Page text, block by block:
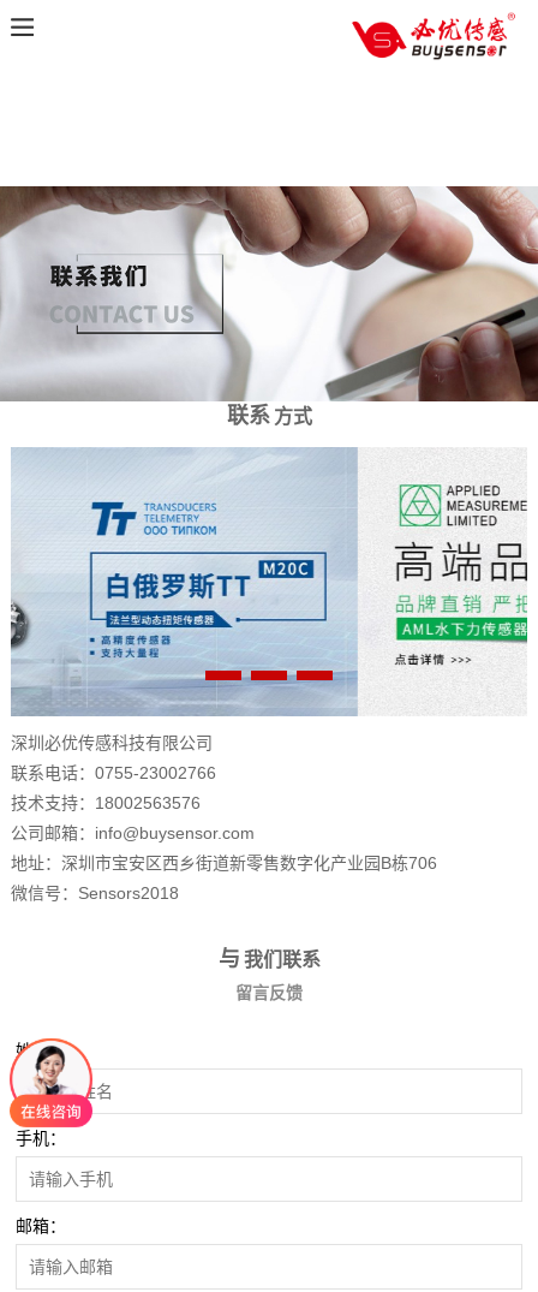
联系 方式
深圳必优传感科技有限公司
联系电话：0755-23002766
技术支持：18002563576
公司邮箱：info@buysensor.com
地址：深圳市宝安区西乡街道新零售数字化产业园B栋706
微信号：Sensors2018
与 我们联系
留言反馈
姓名：
手机：
邮箱：